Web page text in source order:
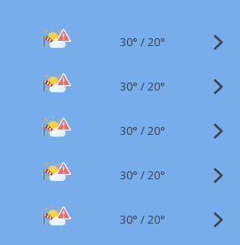
30° /20°
30° /20°
30° /20°
30° /20°
30° /20°